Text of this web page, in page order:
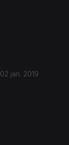
02 jan. 2019